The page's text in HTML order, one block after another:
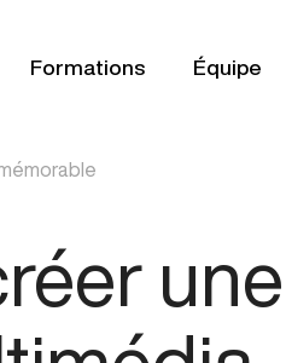
Formations Équipe
une